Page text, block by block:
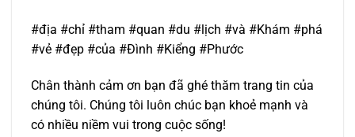
#địa #chỉ #tham #quan #du #lịch #và #Khám #phá
#vẻ #đẹp #của #Đình #Kiểng #Phước
Chân thành cảm ơn bạn đã ghé thăm trang tin của
chúng tôi. Chúng tôi luôn chúc bạn khoẻ mạnh và
có nhiều niềm vui trong cuộc sống!